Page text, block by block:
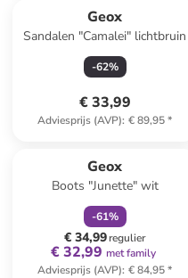
Geox
Sandalen "Camalei" lichtbruin
-62%
€ 33,99
Adviesprijs (AVP): € 89,95*
Geox
Boots "Junette" wit
-61%
€ 34,99regulier
€ 32,99 met family
Adviesprijs (AVP): € 84,95*